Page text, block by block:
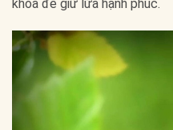
khóa để giữ lửa hạnh phúc.